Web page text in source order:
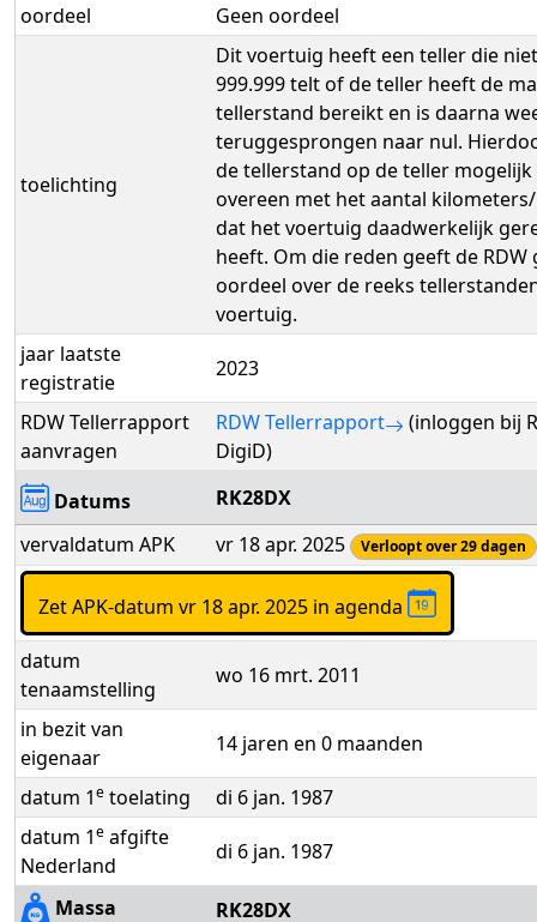
oordeel
Geen oordeel
toelichting
Dit voertuig heeft een teller die
999.999 telt of de teller heeft de
tellerstand bereikt en is daarna
teruggesprongen naar nul.
de tellerstand op de teller
overeen met het aantal
dat het voertuig daadwerkelijk
heeft. Om die reden geeft de RDW
oordeel over de reeks
voertuig.
jaar laatste
registratie
2023
RDW Tellerrapport
aanvragen
RDW Tellerrapport
(inloggen bij
DigiD)
Datums
RK28DX
vervaldatum APK
vr 18 apr. 2025 Verloopt over 29 dagen
Zet APK-datum vr 18 apr. 2025 in agenda
datum
tenaamstelling
wo 16 mrt. 2011
in bezit van
eigenaar
14 jaren en 0 maanden
datum 1e toelating
di 6 jan. 1987
datum 1e afgifte
Nederland
di 6 jan. 1987
Massa RK28DX